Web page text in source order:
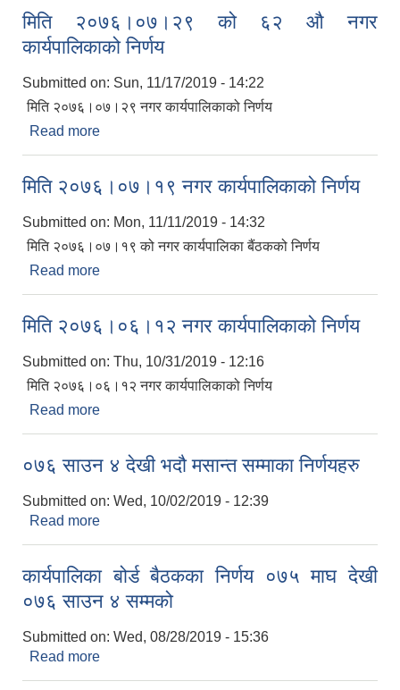
मिति २०७६।०७।२९ को ६२ औ नगर
कार्यपालिकाको निर्णय
Submitted on: Sun, 11/17/2019 - 14:22
मिति २०७६।०७।२९ नगर कार्यपालिकाको निर्णय
Read more
मिति २०७६।०७।१९ नगर कार्यपालिकाको निर्णय
Submitted on: Mon, 11/11/2019 - 14:32
मिति २०७६।०७।१९ को नगर कार्यपालिका बैंठकको निर्णय
Read more
मिति २०७६।०६।१२ नगर कार्यपालिकाको निर्णय
Submitted on: Thu, 10/31/2019 - 12:16
मिति २०७६।०६।१२ नगर कार्यपालिकाको निर्णय
Read more
०७६ साउन ४ देखी भदौ मसान्त सम्माका निर्णयहरु
Submitted on: Wed, 10/02/2019 - 12:39
Read more
कार्यपालिका बोर्ड बैठकका निर्णय ०७५ माघ देखी
०७६ साउन ४ सम्मको
Submitted on: Wed, 08/28/2019 - 15:36
Read more